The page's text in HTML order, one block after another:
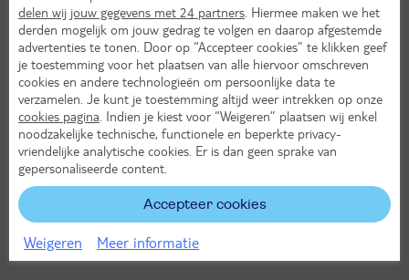
delen wij jouw gegevens met 24 partners . Hiermee maken we het
derden mogelijk om jouw gedrag te volgen en daarop afgestemde
advertenties te tonen. Door op “Accepteer cookies” te klikken geef
je toestemming voor het plaatsen van alle hiervoor omschreven
cookies en andere technologieën om persoonlijke data te
verzamelen. Je kunt je toestemming altijd weer intrekken op onze
cookies pagina . Indien je kiest voor “Weigeren” plaatsen wij enkel
noodzakelijke technische, functionele en beperkte privacy-
vriendelijke analytische cookies. Er is dan geen sprake van
gepersonaliseerde content.
Accepteer cookies
Weigeren Meer informatie